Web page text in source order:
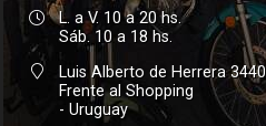
L. a V. 10 a 20 hs.
Sáb. 10 a 18 hs.
Luis Alberto de Herrera 3440
Frente al Shopping
- Uruguay